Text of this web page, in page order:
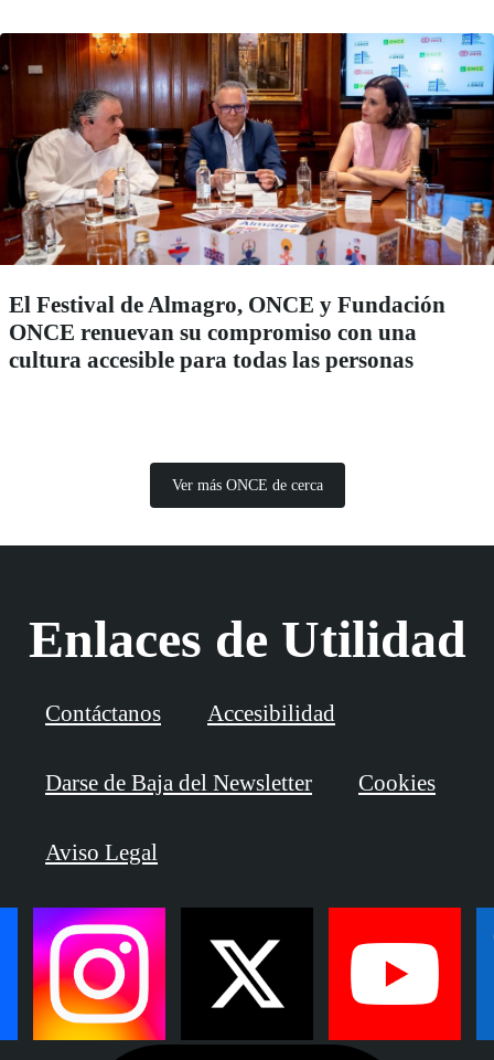
El Festival de Almagro, ONCE y Fundación
ONCE renuevan su compromiso con una
cultura accesible para todas las personas
Ver más ONCE de cerca
Enlaces de Utilidad
Contáctanos Accesibilidad
Darse de Baja del Newsletter Cookies
Aviso Legal